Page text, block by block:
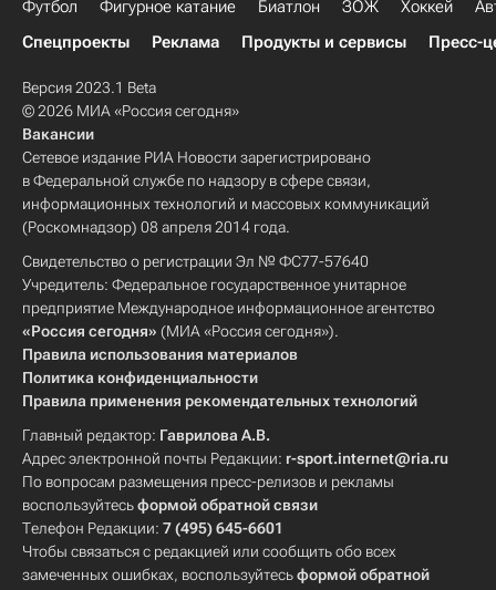
Футбол Фигурное катание Биатлон ЗОЖ Хоккей
Спецпроекты
Реклама Продукты и сервисы Пресс-
Версия 2023.1 Beta
© 2026 МИА «Россия сегодня»
Вакансии
Сетевое издание РИА Новости зарегистрировано
в Федеральной службе по надзору в сфере связи,
информационных технологий и массовых коммуникаций
(Роскомнадзор) 08 апреля 2014 года.
Свидетельство о регистрации Эл № ФС77-57640
Учредитель: Федеральное государственное унитарное
предприятие Международное информационное агентство
«Россия сегодня» (МИА «Россия сегодня»).
Правила использования материалов
Политика конфиденциальности
Правила применения рекомендательных технологий
Главный редактор: Гаврилова А.В.
Адрес электронной почты Редакции: r-sport.internet@ria.ru
По вопросам размещения пресс-релизов и рекламы
воспользуйтесьформой обратной связи
Телефон Редакции: 7 (495) 645-6601
Чтобы связаться с редакцией или сообщить обо всех
замеченных ошибках, воспользуйтесьформой обратной